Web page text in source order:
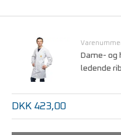
Trykknaplukning, skjult.
Kan maskinvaskes ved 60°C.
Størrelser fra XS - 5XL.
Dame- og
ledende
DKK 423,00